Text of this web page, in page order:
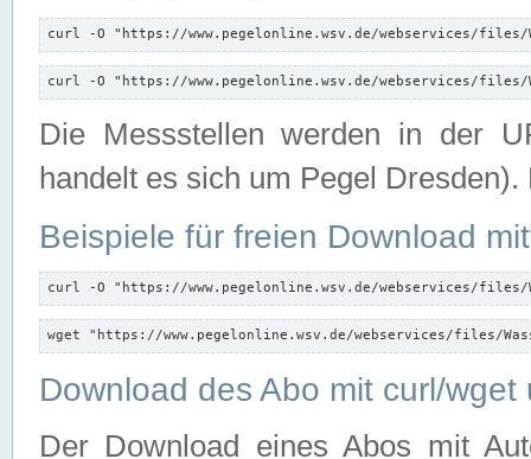
curl -O "https://www.pegelonline.wsv.de/webservices/files/
curl -O "https://www.pegelonline.wsv.de/webservices/files/
Die Messstellen werden in der
handelt es sich um Pegel
Beispiele für freien Download
curl -O "https://www.pegelonline.wsv.de/webservices/files/
wget "https://www.pegelonline.wsv.de/webservices/files/
Download des Abo mit curl/
Der Download eines Abos mit